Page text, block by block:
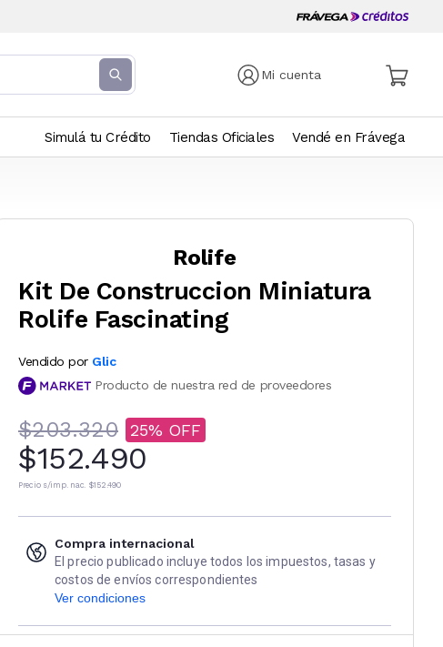
Mi cuenta
Simulá tu Crédito Tiendas Oficiales Vendé en Frávega
Rolife
Kit De Construccion Miniatura
Rolife Fascinating
Vendido por Glic
Producto de nuestra red de proveedores
$203.320 25
$152.490
Precio s/imp. nac. $152.490
Compra internacional
El precio publicado incluye todos los impuestos, tasas y
costos de envíos correspondientes
Ver condiciones